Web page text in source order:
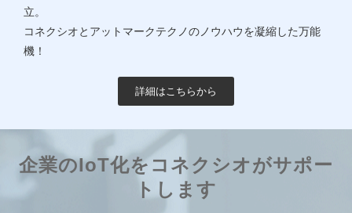
立。
コネクシオとアットマークテクノのノウハウを凝縮した万能
機！
詳細はこちらから
企業のIoT化をコネクシオがサポー
トします